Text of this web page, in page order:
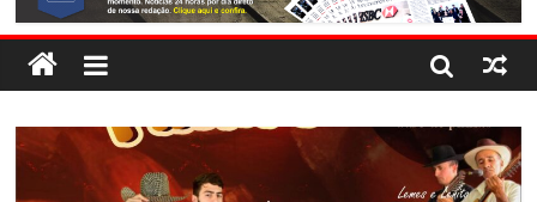
PELA FÁBRICA DA COCA-COLA!